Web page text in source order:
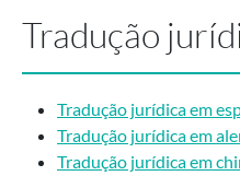
Tradução
Tradução jurídica em
Tradução jurídica em
Tradução jurídica em